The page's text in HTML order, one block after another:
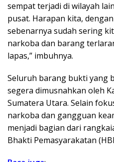
sempat terjadi di wilayah
pusat. Harapan kita,
sebenarnya sudah sering
narkoba dan barang
lapas,” imbuhnya.
Seluruh barang bukti yang
segera dimusnahkan oleh
Sumatera Utara. Selain
narkoba dan gangguan
menjadi bagian dari
Bhakti Pemasyarakatan